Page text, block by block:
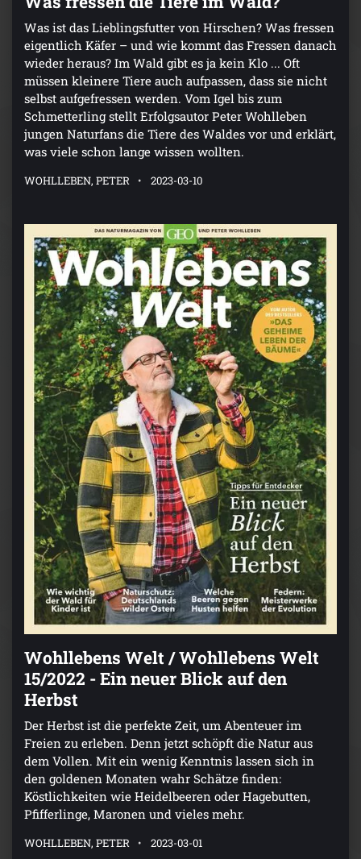
Was ist das Lieblingsfutter von Hirschen? Was fressen
eigentlich Käfer – und wie kommt das Fressen danach
wieder heraus? Im Wald gibt es ja kein Klo ... Oft
müssen kleinere Tiere auch aufpassen, dass sie nicht
selbst aufgefressen werden. Vom Igel bis zum
Schmetterling stellt Erfolgsautor Peter Wohlleben
jungen Naturfans die Tiere des Waldes vor und erklärt,
was viele schon lange wissen wollten.
WOHLLEBEN, PETER 2023-03-10
Wohllebens Welt / Wohllebens Welt
15/2022 - Ein neuer Blick auf den
Herbst
Der Herbst ist die perfekte Zeit, um Abenteuer im
Freien zu erleben. Denn jetzt schöpft die Natur aus
dem Vollen. Mit ein wenig Kenntnis lassen sich in
den goldenen Monaten wahr Schätze finden:
Köstlichkeiten wie Heidelbeeren oder Hagebutten,
Pfifferlinge, Maronen und vieles mehr.
WOHLLEBEN, PETER 2023-03-01